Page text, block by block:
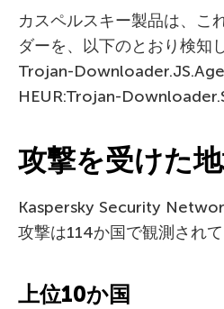
カスペルスキー製品は、こ
ダーを、以下のとおり検知
Trojan-
HEUR:Trojan-
攻撃を受けた
Kaspersky Security
攻撃は114か国で観測されて
上位10か国